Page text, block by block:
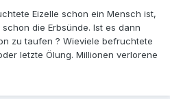
Eizelle schon ein Mensch ist,
die Erbsünde. Ist es dann
zu taufen ? Wieviele befruchtete
letzte Ölung. Millionen verlorene